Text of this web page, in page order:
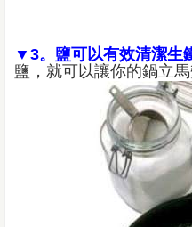
▼3。鹽可以有效清潔生
鹽，就可以讓你的鍋立馬